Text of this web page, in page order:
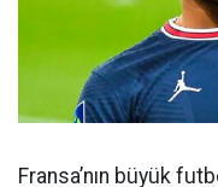
Fransa’nın büyük